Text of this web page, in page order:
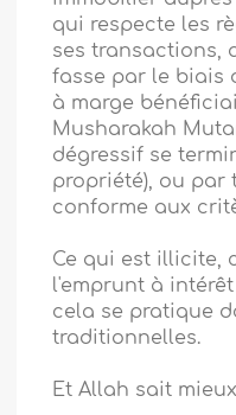
qui respecte les
ses transactions,
fasse par le biais
à marge
Musharakah
dégressif se
propriété), ou par
conforme aux
Ce qui est illicite,
l'emprunt à intérêt
cela se pratique
traditionnelles.
Et Allah sait